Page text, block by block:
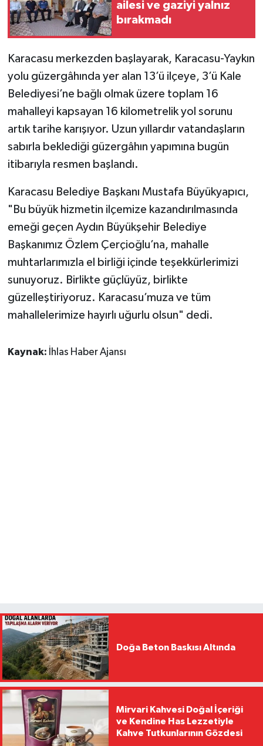
ailesi ve gaziyi yalnız
bırakmadı
Karacasu merkezden başlayarak, Karacasu-Yaykın
yolu güzergâhında yer alan 13’ü ilçeye, 3’ü Kale
Belediyesi’ne bağlı olmak üzere toplam 16
mahalleyi kapsayan 16 kilometrelik yol sorunu
artık tarihe karışıyor. Uzun yıllardır vatandaşların
sabırla beklediği güzergâhın yapımına bugün
itibarıyla resmen başlandı.
Karacasu Belediye Başkanı Mustafa Büyükyapıcı,
"Bu büyük hizmetin ilçemize kazandırılmasında
emeği geçen Aydın Büyükşehir Belediye
Başkanımız Özlem Çerçioğlu’na, mahalle
muhtarlarımızla el birliği içinde teşekkürlerimizi
sunuyoruz. Birlikte güçlüyüz, birlikte
güzelleştiriyoruz. Karacasu’muza ve tüm
mahallelerimize hayırlı uğurlu olsun" dedi.
Kaynak: İhlas Haber Ajansı
Doğa Beton Baskısı Altında
Mirvari Kahvesi Doğal İçeriği
ve Kendine Has Lezzetiyle
Kahve Tutkunlarının Gözdesi